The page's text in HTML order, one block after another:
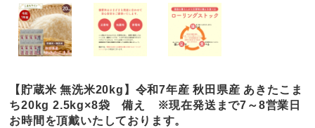
【貯蔵米 無洗米20kg】令和7年産 秋田県産 あきたこま
ち20kg 2.5kg×8袋 備え ※現在発送まで7～8営業日
お時間を頂戴いたしております。